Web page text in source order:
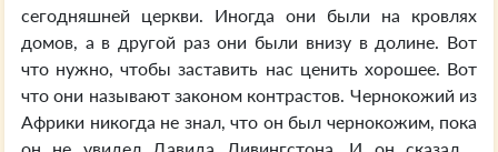
сегодняшней церкви. Иногда они были на кровлях
домов, а в другой раз они были внизу в долине. Вот
что нужно, чтобы заставить нас ценить хорошее. Вот
что они называют законом контрастов. Чернокожий из
Африки никогда не знал, что он был чернокожим, пока